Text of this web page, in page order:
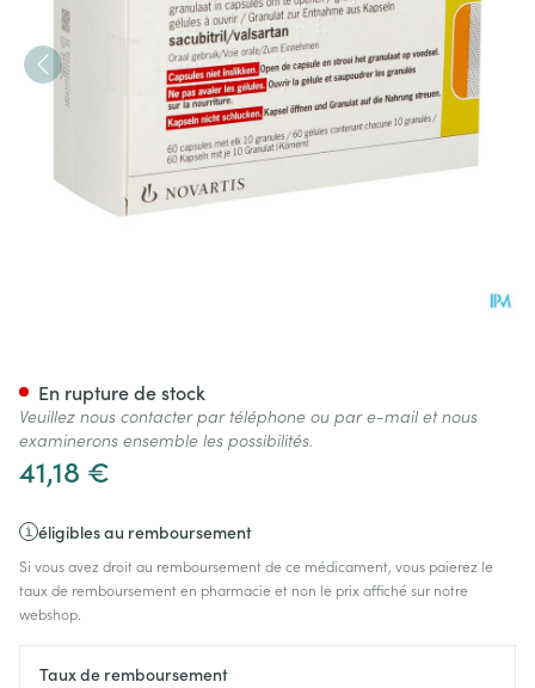
41,18 €
éligibles au remboursement
Si vous avez droit au remboursement de ce médicament, vous paierez le
taux de remboursement en pharmacie et non le prix affiché sur notre
webshop.
Taux de remboursement
En rupture de stock
Veuillez nous contacter par téléphone ou par e-mail et nous
examinerons ensemble les possibilités.